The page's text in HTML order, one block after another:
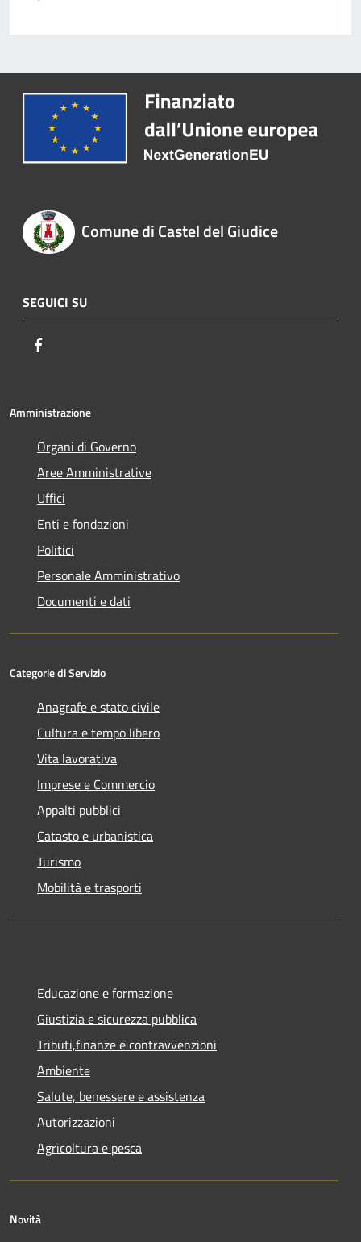
Comune di Castel del Giudice
SEGUICI SU
Amministrazione
Organi di Governo
Aree Amministrative
Uffici
Enti e fondazioni
Politici
Personale Amministrativo
Documenti e dati
Categorie di Servizio
Anagrafe e stato civile
Cultura e tempo libero
Vita lavorativa
Imprese e Commercio
Appalti pubblici
Catasto e urbanistica
Turismo
Mobilità e trasporti
Educazione e formazione
Giustizia e sicurezza pubblica
Tributi,finanze e contravvenzioni
Ambiente
Salute, benessere e assistenza
Autorizzazioni
Agricoltura e pesca
Novità